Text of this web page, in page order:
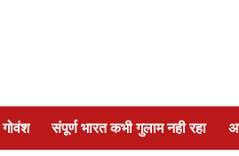
संपूर्ण भारत कभी गुलाम नही रहा